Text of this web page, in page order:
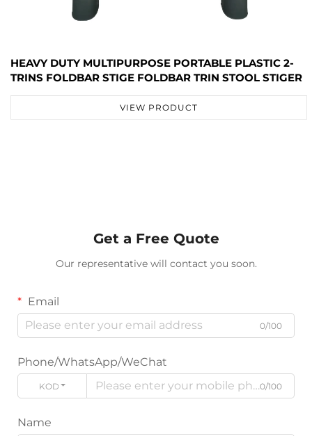
HEAVY DUTY MULTIPURPOSE PORTABLE PLASTIC 2-
TRINS FOLDBAR STIGE FOLDBAR TRIN STOOL STIGER
VIEW PRODUCT
Get a Free Quote
Our representative will contact you soon.
Email
0/100
Phone/WhatsApp/WeChat
KODE 0/100
Name